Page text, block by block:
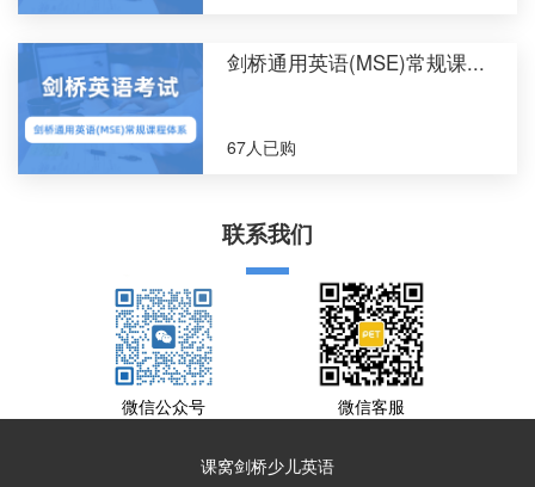
剑桥通用英语(MSE)常规课...
67人已购
联系我们
微信公众号 微信客服
课窝剑桥少儿英语